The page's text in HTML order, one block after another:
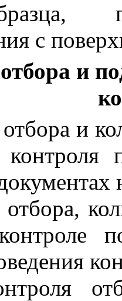
,
с
и
отбора и
контроля
отбора,